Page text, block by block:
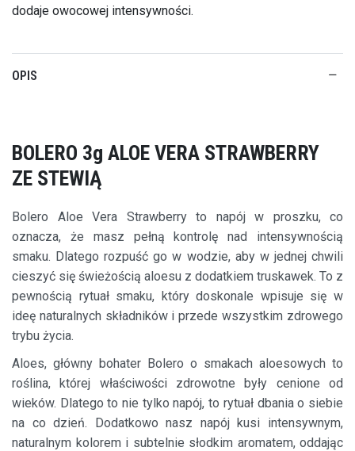
dodaje owocowej intensywności.
OPIS
BOLERO 3g ALOE VERA STRAWBERRY
ZE STEWIĄ
Bolero Aloe Vera Strawberry to napój w proszku, co
oznacza, że masz pełną kontrolę nad intensywnością
smaku. Dlatego rozpuść go w wodzie, aby w jednej chwili
cieszyć się świeżością aloesu z dodatkiem truskawek. To z
pewnością rytuał smaku, który doskonale wpisuje się w
ideę naturalnych składników i przede wszystkim zdrowego
trybu życia.
Aloes, główny bohater Bolero o smakach aloesowych to
roślina, której właściwości zdrowotne były cenione od
wieków. Dlatego to nie tylko napój, to rytuał dbania o siebie
na co dzień. Dodatkowo nasz napój kusi intensywnym,
naturalnym kolorem i subtelnie słodkim aromatem, oddając